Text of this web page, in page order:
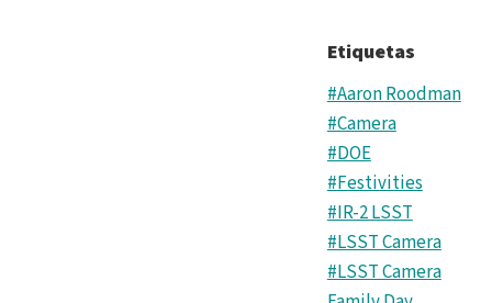
Etiquetas
#Aaron Roodman
#Camera
#DOE
#Festivities
#IR-2 LSST
#LSST Camera
#LSST Camera